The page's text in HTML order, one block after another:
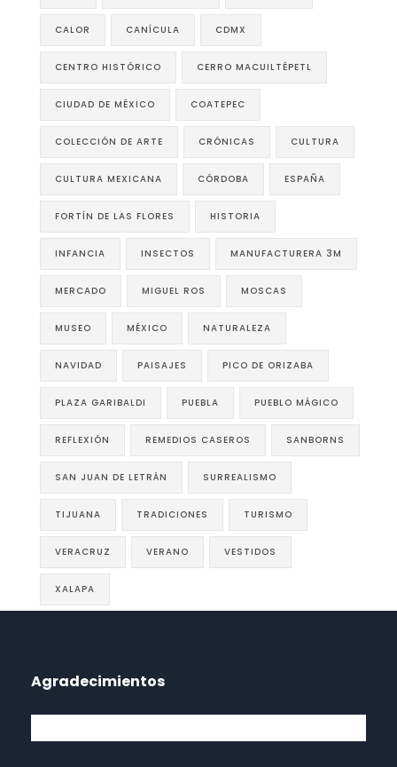
CALOR CANÍCULA CDMX
CENTRO HISTÓRICO CERRO MACUILTÉPETL
CIUDAD DE MÉXICO COATEPEC
COLECCIÓN DE ARTE CRÓNICAS CULTURA
CULTURA MEXICANA CÓRDOBA ESPAÑA
FORTÍN DE LAS FLORES HISTORIA
INFANCIA INSECTOS MANUFACTURERA 3M
MERCADO MIGUEL ROS MOSCAS
MUSEO MÉXICO NATURALEZA
NAVIDAD PAISAJES PICO DE ORIZABA
PLAZA GARIBALDI PUEBLA PUEBLO MÁGICO
REFLEXIÓN REMEDIOS CASEROS SANBORNS
SAN JUAN DE LETRÁN SURREALISMO
TIJUANA TRADICIONES TURISMO
VERACRUZ VERANO VESTIDOS
XALAPA
Agradecimientos